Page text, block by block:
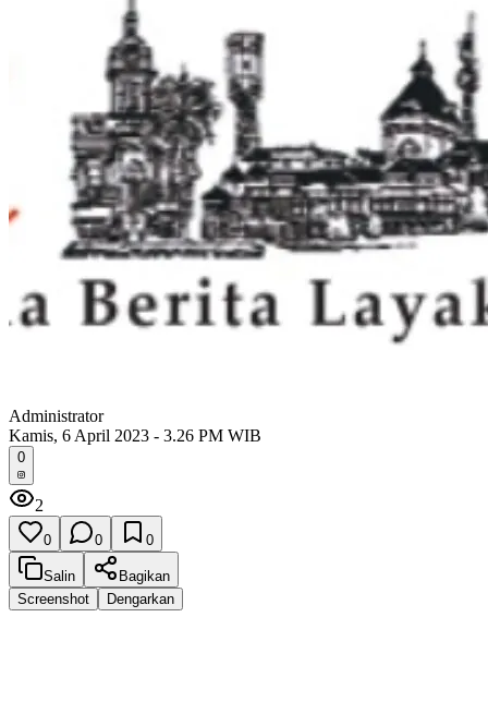
Administrator
Kamis, 6 April 2023 - 3.26 PM WIB
0
2
0 0 0
Salin
Bagikan
Screenshot
Dengarkan